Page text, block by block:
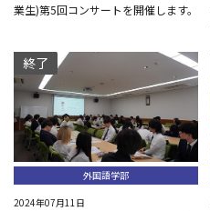
業生)第5回コンサートを開催します。
終了
外国語学部
2024年07月11日